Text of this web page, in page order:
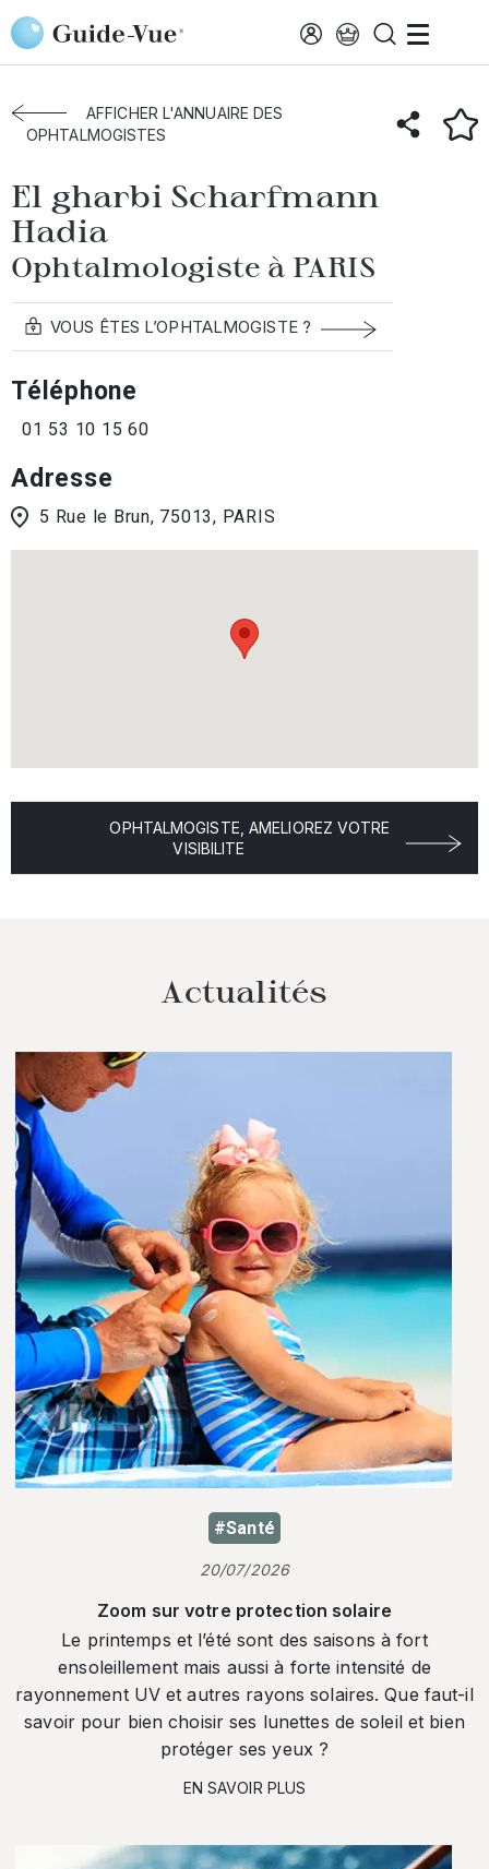
Aller au contenu principal
Accueil Annuaire des ophtalmologistes
Paris
El Gharbi Scharfmann Hadia
AFFICHER L'ANNUAIRE DES
OPHTALMOGISTES
El gharbi Scharfmann
Hadia
Ophtalmologiste à PARIS
VOUS ÊTES L’OPHTALMOGISTE ?
Téléphone
01 53 10 15 60
Adresse
5 Rue le Brun, 75013, PARIS
OPHTALMOGISTE, AMELIOREZ VOTRE
VISIBILITE
Actualités
#Santé
20/07/2026
Zoom sur votre protection solaire
Le printemps et l’été sont des saisons à fort
ensoleillement mais aussi à forte intensité de
rayonnement UV et autres rayons solaires. Que faut-il
savoir pour bien choisir ses lunettes de soleil et bien
protéger ses yeux ?
EN SAVOIR PLUS